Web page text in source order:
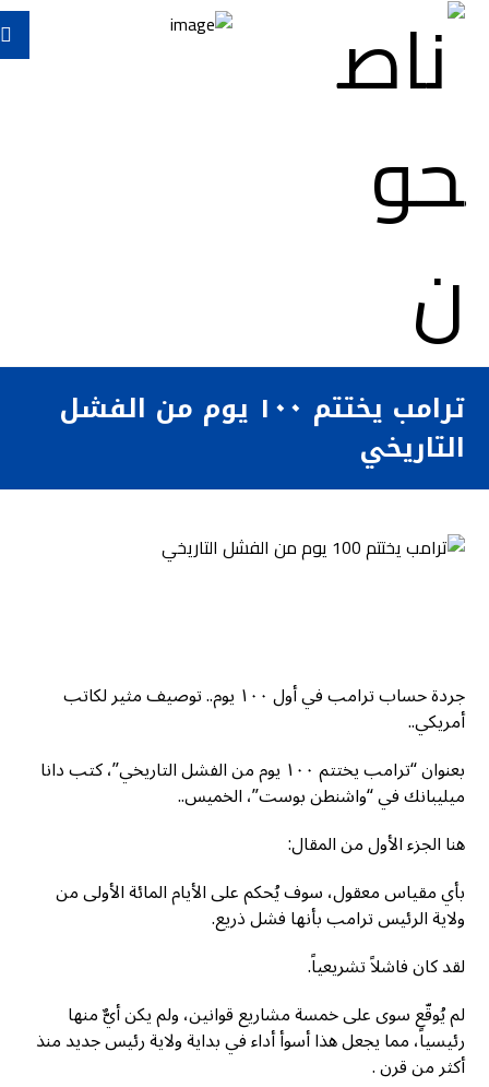
ترامب يختتم ١٠٠ يوم من الفشل
التاريخي
جردة حساب ترامب في أول ١٠٠ يوم.. توصيف مثير لكاتب
أمريكي..
بعنوان “ترامب يختتم ١٠٠ يوم من الفشل التاريخي”، كتب دانا
ميليبانك في “واشنطن بوست”، الخميس..
هنا الجزء الأول من المقال:
بأي مقياس معقول، سوف يُحكم على الأيام المائة الأولى من
ولاية الرئيس ترامب بأنها فشل ذريع.
لقد كان فاشلاً تشريعياً.
لم يُوقّع سوى على خمسة مشاريع قوانين، ولم يكن أيٌّ منها
رئيسياً، مما يجعل هذا أسوأ أداء في بداية ولاية رئيس جديد منذ
أكثر من قرن .